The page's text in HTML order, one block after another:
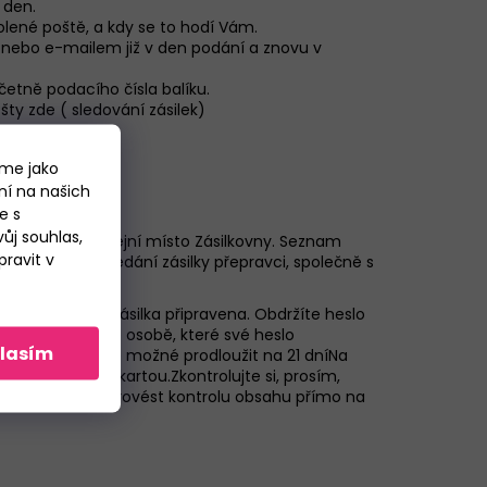
jako
na našich
s
souhlas,
v
poště, a kdy se to hodí Vám.
e-mailem již v den podání a znovu v
podacího čísla balíku.
zde ( sledování zásilek)
vybrané výdejní místo Zásilkovny. Seznam
email o předání zásilky přepravci, společně s
že je Vaše zásilka připravena. Obdržíte heslo
vydána i jiné osobě, které své heslo
dobu je možné prodloužit na 21 dníNa
i platební kartou.Zkontrolujte si, prosím,
provést kontrolu obsahu přímo na